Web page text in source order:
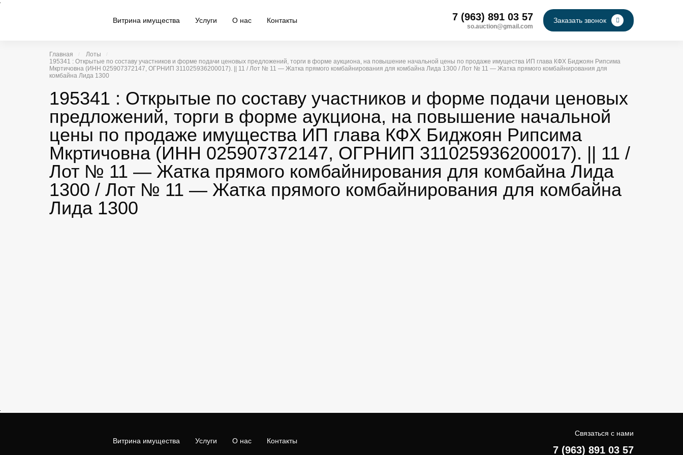
Витрина имущества Услуги О нас Контакты 7 (963) 891 03 57
so.auction@gmail.com
Заказать звонок
Главная
Лоты
195341 : Открытые по составу участников и форме подачи ценовых предложений, торги в форме аукциона, на повышение начальной цены по продаже имущества ИП глава КФХ Биджоян Рипсима
Мкртичовна (ИНН 025907372147, ОГРНИП 311025936200017). || 11 / Лот № 11 — Жатка прямого комбайнирования для комбайна Лида 1300 / Лот № 11 — Жатка прямого комбайнирования для
комбайна Лида 1300
195341 : Открытые по составу участников и форме подачи ценовых
предложений, торги в форме аукциона, на повышение начальной
цены по продаже имущества ИП глава КФХ Биджоян Рипсима
Мкртичовна (ИНН 025907372147, ОГРНИП 311025936200017). || 11 /
Лот № 11 — Жатка прямого комбайнирования для комбайна Лида
1300 / Лот № 11 — Жатка прямого комбайнирования для комбайна
Лида 1300
Витрина имущества Услуги О нас Контакты
Связаться с нами
7 (963) 891 03 57